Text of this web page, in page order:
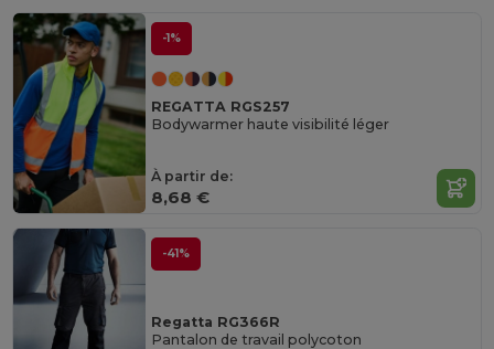
-1%
REGATTA RGS257
Bodywarmer haute visibilité léger
À partir de:
8,68 €
-41%
Regatta RG366R
Pantalon de travail polycoton